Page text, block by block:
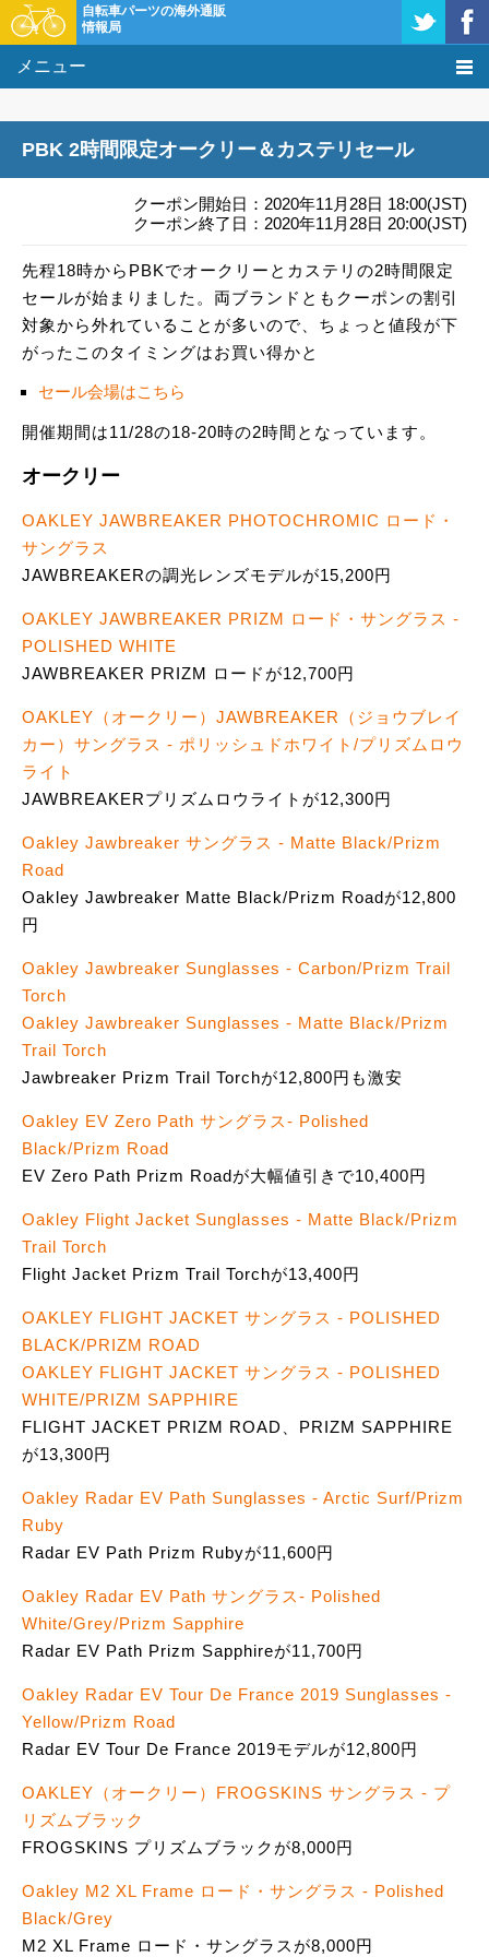
自転車パーツの海外通販
情報局
メニュー
基礎知識
購入方法
クーポン＆セール
PBK 2時間限定オークリー＆カステリセール
クーポン開始日：2020年11月28日 18:00(JST)
クーポン終了日：2020年11月28日 20:00(JST)
先程18時からPBKでオークリーとカステリの2時間限定
セールが始まりました。両ブランドともクーポンの割引
対象から外れていることが多いので、ちょっと値段が下
がったこのタイミングはお買い得かと
セール会場はこちら
開催期間は11/28の18-20時の2時間となっています。
オークリー
OAKLEY JAWBREAKER PHOTOCHROMIC ロード・
サングラス
JAWBREAKERの調光レンズモデルが15,200円
OAKLEY JAWBREAKER PRIZM ロード・サングラス -
POLISHED WHITE
JAWBREAKER PRIZM ロードが12,700円
OAKLEY（オークリー）JAWBREAKER（ジョウブレイ
カー）サングラス - ポリッシュドホワイト/プリズムロウ
ライト
JAWBREAKERプリズムロウライトが12,300円
Oakley Jawbreaker サングラス - Matte Black/Prizm
Road
Oakley Jawbreaker Matte Black/Prizm Roadが12,800
円
Oakley Jawbreaker Sunglasses - Carbon/Prizm Trail
Torch
Oakley Jawbreaker Sunglasses - Matte Black/Prizm
Trail Torch
Jawbreaker Prizm Trail Torchが12,800円も激安
Oakley EV Zero Path サングラス- Polished
Black/Prizm Road
EV Zero Path Prizm Roadが大幅値引きで10,400円
Oakley Flight Jacket Sunglasses - Matte Black/Prizm
Trail Torch
Flight Jacket Prizm Trail Torchが13,400円
OAKLEY FLIGHT JACKET サングラス - POLISHED
BLACK/PRIZM ROAD
OAKLEY FLIGHT JACKET サングラス - POLISHED
WHITE/PRIZM SAPPHIRE
FLIGHT JACKET PRIZM ROAD、PRIZM SAPPHIRE
が13,300円
Oakley Radar EV Path Sunglasses - Arctic Surf/Prizm
Ruby
Radar EV Path Prizm Rubyが11,600円
Oakley Radar EV Path サングラス- Polished
White/Grey/Prizm Sapphire
Radar EV Path Prizm Sapphireが11,700円
Oakley Radar EV Tour De France 2019 Sunglasses -
Yellow/Prizm Road
Radar EV Tour De France 2019モデルが12,800円
OAKLEY（オークリー）FROGSKINS サングラス - プ
リズムブラック
FROGSKINS プリズムブラックが8,000円
Oakley M2 XL Frame ロード・サングラス - Polished
Black/Grey
M2 XL Frame ロード・サングラスが8,000円